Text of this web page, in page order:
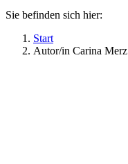
Sie befinden sich hier:
Start
Autor/in Carina Merz